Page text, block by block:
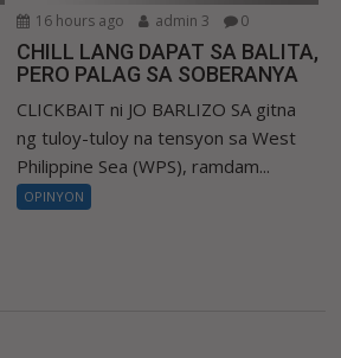
16 hours ago admin 3 0
CHILL LANG DAPAT SA BALITA,
PERO PALAG SA SOBERANYA
CLICKBAIT ni JO BARLIZO SA gitna
ng tuloy-tuloy na tensyon sa West
Philippine Sea (WPS), ramdam...
OPINYON